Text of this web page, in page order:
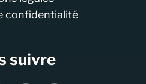
confidentialité
suivre